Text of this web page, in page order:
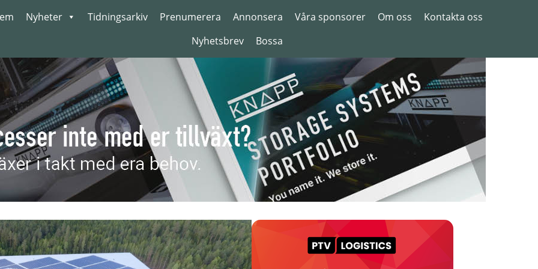
Nyheter Tidningsarkiv Prenumerera Annonsera Våra sponsorer Om oss
Kontakta oss
Nyhetsbrev
Bossa